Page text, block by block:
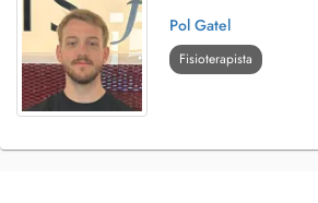
Pol Gatel
Fisioterapista